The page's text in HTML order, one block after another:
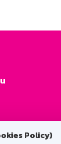
Policy)
Society: